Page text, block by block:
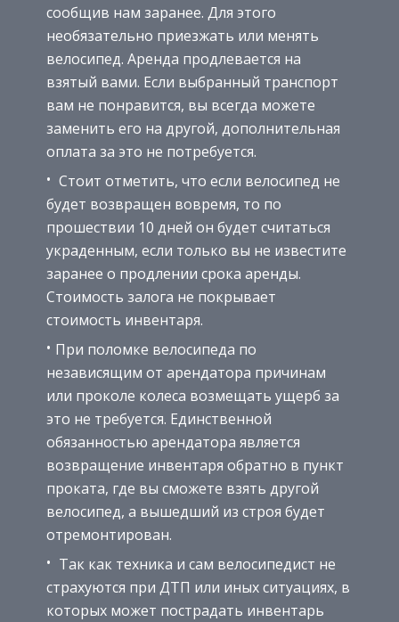
сообщив нам заранее. Для этого
необязательно приезжать или менять
велосипед. Аренда продлевается на
взятый вами. Если выбранный транспорт
вам не понравится, вы всегда можете
заменить его на другой, дополнительная
оплата за это не потребуется.
Стоит отметить, что если велосипед не
будет возвращен вовремя, то по
прошествии 10 дней он будет считаться
украденным, если только вы не известите
заранее о продлении срока аренды.
Стоимость залога не покрывает
стоимость инвентаря.
При поломке велосипеда по
независящим от арендатора причинам
или проколе колеса возмещать ущерб за
это не требуется. Единственной
обязанностью арендатора является
возвращение инвентаря обратно в пункт
проката, где вы сможете взять другой
велосипед, а вышедший из строя будет
отремонтирован.
Так как техника и сам велосипедист не
страхуются при ДТП или иных ситуациях, в
которых может пострадать инвентарь